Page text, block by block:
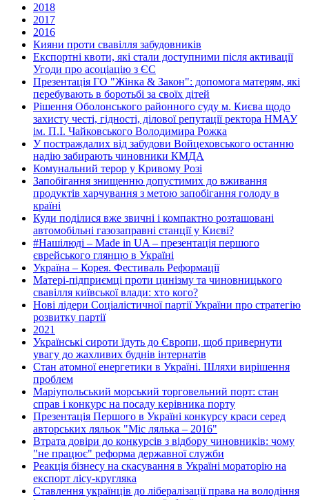
2018
2017
2016
Кияни проти свавілля забудовників
Експортні квоти, які стали доступними після активації
Угоди про асоціацію з ЄС
Презентація ГО "Жінка & Закон": допомога матерям, які
перебувають в боротьбі за своїх дітей
Рішення Оболонського районного суду м. Києва щодо
захисту честі, гідності, ділової репутації ректора НМАУ
ім. П.І. Чайковського Володимира Рожка
У постраждалих від забудови Войцеховського останню
надію забирають чиновники КМДА
Комунальний терор у Кривому Розі
Запобігання знищенню допустимих до вживання
продуктів харчування з метою запобігання голоду в
країні
Куди поділися вже звичні і компактно розташовані
автомобільні газозаправні станції у Києві?
#Нашілюді – Made in UA – презентація першого
єврейського глянцю в Україні
Україна – Корея. Фестиваль Реформації
Матері-підприємці проти цинізму та чиновницького
свавілля київської влади: хто кого?
Нові лідери Соціалістичної партії України про стратегію
розвитку партії
2021
Українські сироти їдуть до Європи, щоб привернути
увагу до жахливих буднів інтернатів
Стан атомної енергетики в Україні. Шляхи вирішення
проблем
Маріупольський морський торговельний порт: стан
справ і конкурс на посаду керівника порту
Презентація Першого в Україні конкурсу краси серед
авторських ляльок "Міс лялька – 2016"
Втрата довіри до конкурсів з відбору чиновників: чому
"не працює" реформа державної служби
Реакція бізнесу на скасування в Україні мораторію на
експорт лісу-кругляка
Ставлення українців до лібералізації права на володіння